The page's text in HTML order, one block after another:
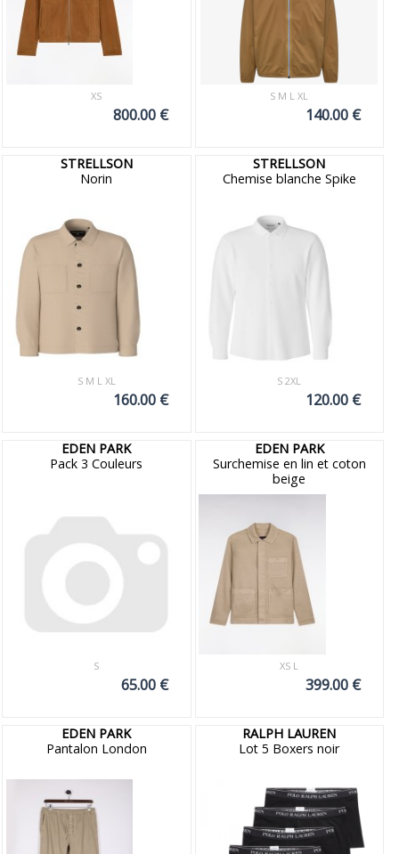
XS
800.00 €
S M L XL
140.00 €
STRELLSON
Norin
S M L XL
160.00 €
STRELLSON
Chemise blanche Spike
S 2XL
120.00 €
EDEN PARK
Pack 3 Couleurs
S
65.00 €
EDEN PARK
Surchemise en lin et coton
beige
XS L
399.00 €
EDEN PARK
Pantalon London
RALPH LAUREN
Lot 5 Boxers noir